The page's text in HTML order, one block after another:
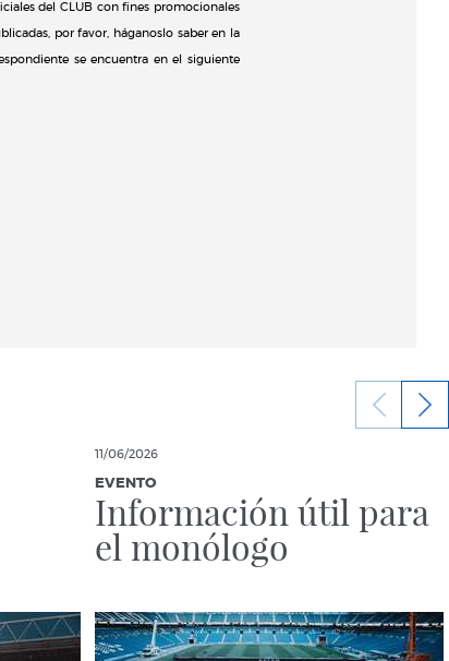
del CLUB con fines promocionales
por favor, háganoslo saber en la
se encuentra en el siguiente
11/06/2026
EVENTO
Información útil para
el monólogo